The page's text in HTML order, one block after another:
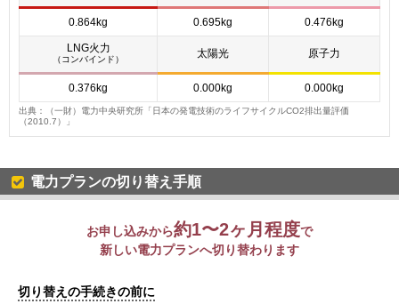
0.864kg 0.695kg 0.476kg
LNG火力
（コンバインド） 太陽光 原子力
0.376kg 0.000kg 0.000kg
出典：（一財）電力中央研究所「日本の発電技術のライフサイクルCO2排出量評価
（2010.7）」
電力プランの切り替え手順
お申し込みから約1〜2ヶ月程度で
新しい電力プランへ切り替わります
切り替えの手続きの前に